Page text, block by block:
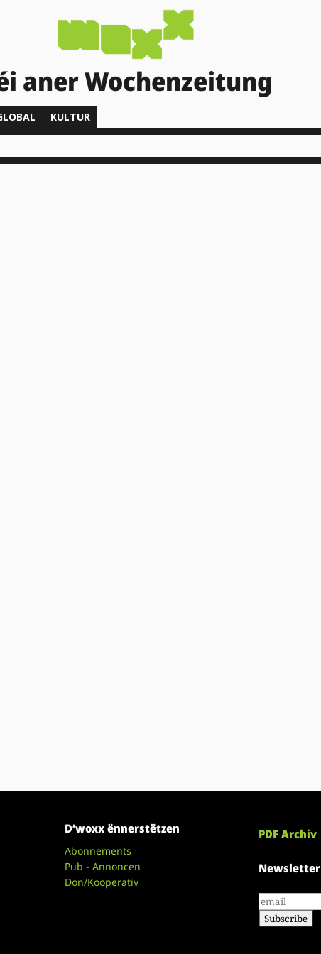
aner Wochenzeitung
KULTUR
D’woxx ënnerstëtzen
Abonnements
Pub - Annoncen
Don/Kooperativ
PDF Archiv
Newsletter